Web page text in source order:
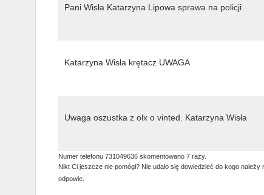
Pani Wisła Katarzyna Lipowa sprawa na policji
Katarzyna Wisła krętacz UWAGA
Uwaga oszustka z olx o vinted. Katarzyna Wisła
Numer telefonu 731049636 skomentowano 7 razy.
Nikt Ci jeszcze nie pomógł? Nie udało się dowiedzieć do kogo
odpowie.